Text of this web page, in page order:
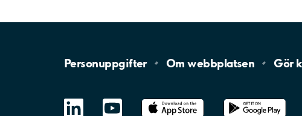
Personuppgifter Omwebbplatsen Gör